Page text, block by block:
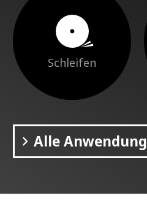
Schleifen
Alle